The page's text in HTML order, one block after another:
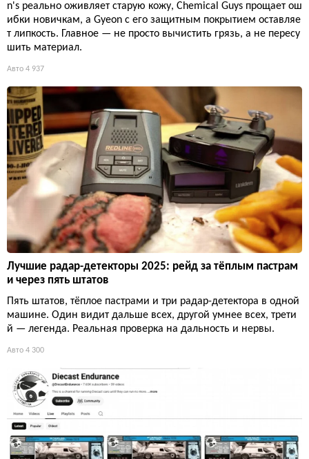
n's реально оживляет старую кожу, Chemical Guys прощает ош
ибки новичкам, а Gyeon с его защитным покрытием оставляе
т липкость. Главное — не просто вычистить грязь, а не пересу
шить материал.
Авто 4 937
Лучшие радар-детекторы 2025: рейд за тёплым пастрам
и через пять штатов
Пять штатов, тёплое пастрами и три радар-детектора в одной
машине. Один видит дальше всех, другой умнее всех, трети
й — легенда. Реальная проверка на дальность и нервы.
Авто 4 300